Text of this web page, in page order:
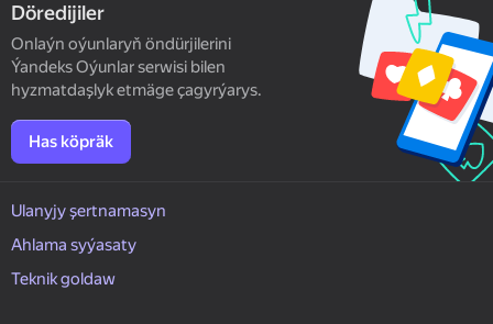
Döredijiler
Onlaýn oýunlaryň öndürjilerini
Ýandeks Oýunlar serwisi bilen
hyzmatdaşlyk etmäge çagyrýarys.
Has köpräk
Ulanyjy şertnamasyn
Ahlama syýasaty
Teknik goldaw